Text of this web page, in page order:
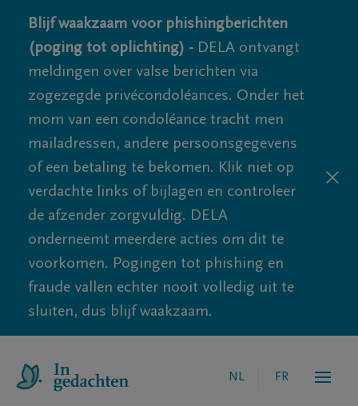
Blijf waakzaam voor phishingberichten
(poging tot oplichting) - DELA ontvangt
meldingen over valse berichten via
zogezegde privécondoléances. Onder het
mom van een condoléance tracht men
mailadressen, andere persoonsgegevens
of een betaling te bekomen. Klik niet op
verdachte links of bijlagen en controleer
de afzender zorgvuldig. DELA
onderneemt meerdere acties om dit te
voorkomen. Pogingen tot phishing en
fraude vallen echter nooit volledig uit te
sluiten, dus blijf waakzaam.
NL FR